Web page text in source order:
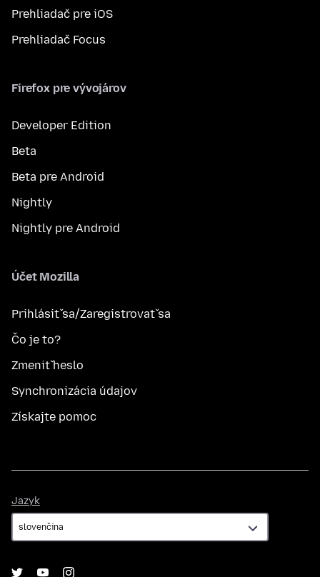
Prehliadač pre iOS
Prehliadač Focus
Firefox pre vývojárov
Developer Edition
Beta
Beta pre Android
Nightly
Nightly pre Android
Účet Mozilla
Prihlásiť sa/Zaregistrovať sa
Čo je to?
Zmeniť heslo
Synchronizácia údajov
Získajte pomoc
Jazyk